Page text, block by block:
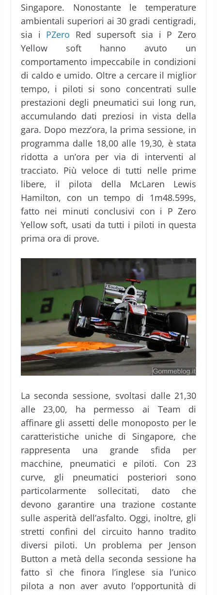
Singapore. Nonostante le temperature
ambientali superiori ai 30 gradi centigradi,
sia i PZero Red supersoft sia i P Zero
Yellow soft hanno avuto un
comportamento impeccabile in condizioni
di caldo e umido. Oltre a cercare il miglior
tempo, i piloti si sono concentrati sulle
prestazioni degli pneumatici sui long run,
accumulando dati preziosi in vista della
gara. Dopo mezz’ora, la prima sessione, in
programma dalle 18,00 alle 19,30, è stata
ridotta a un’ora per via di interventi al
tracciato. Più veloce di tutti nelle prime
libere, il pilota della McLaren Lewis
Hamilton, con un tempo di 1m48.599s,
fatto nei minuti conclusivi con i P Zero
Yellow soft, usati da tutti i piloti in questa
prima ora di prove.
La seconda sessione, svoltasi dalle 21,30
alle 23,00, ha permesso ai Team di
affinare gli assetti delle monoposto per le
caratteristiche uniche di Singapore, che
rappresenta una grande sfida per
macchine, pneumatici e piloti. Con 23
curve, gli pneumatici posteriori sono
particolarmente sollecitati, dato che
devono garantire una trazione costante
sulle asperità dell’asfalto. Oggi, inoltre, gli
stretti confini del circuito hanno tradito
diversi piloti. Un problema per Jenson
Button a metà della seconda sessione ha
fatto sì che finora l’inglese sia l’unico
pilota a non aver avuto l’opportunità di